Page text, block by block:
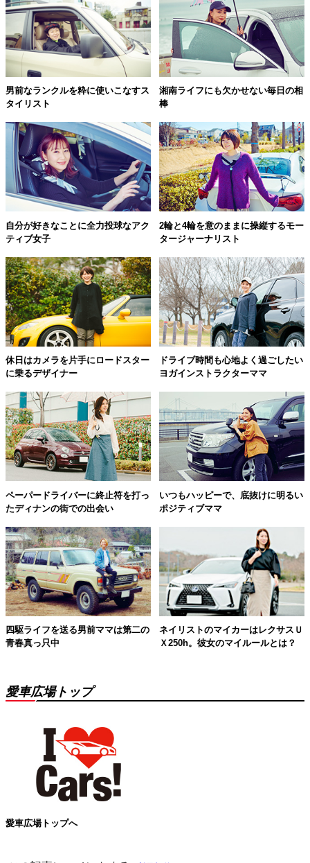
男前なランクルを粋に使いこなすス
タイリスト
湘南ライフにも欠かせない毎日の相
棒
自分が好きなことに全力投球なアク
ティブ女子
2輪と4輪を意のままに操縦するモー
タージャーナリスト
休日はカメラを片手にロードスター
に乗るデザイナー
ドライブ時間も心地よく過ごしたい
ヨガインストラクターママ
ペーパードライバーに終止符を打っ
たディナンの街での出会い
いつもハッピーで、底抜けに明るい
ポジティブママ
四駆ライフを送る男前ママは第二の
青春真っ只中
ネイリストのマイカーはレクサスＵ
Ｘ250h。彼女のマイルールとは？
愛車広場トップ
愛車広場トップへ